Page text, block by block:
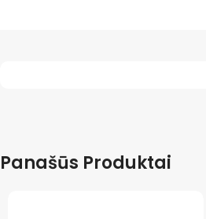
Panašūs Produktai